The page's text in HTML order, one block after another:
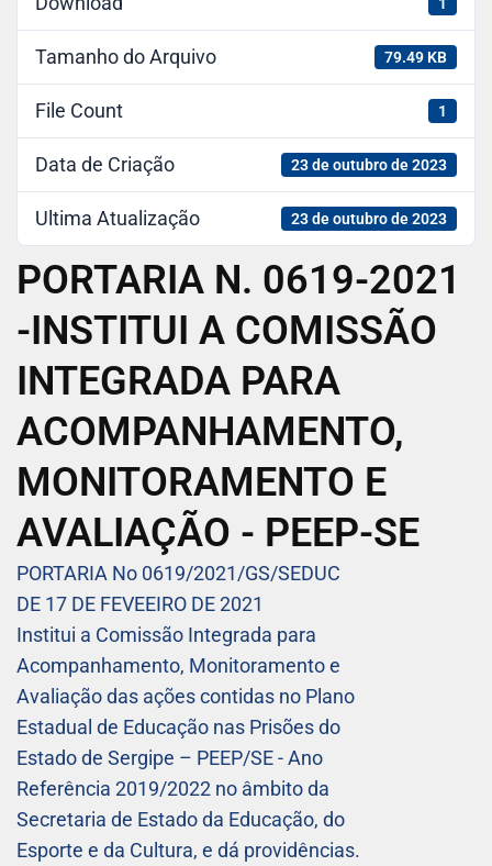
Tamanho do Arquivo 79.49 KB
File Count 1
Data de Criação 23 de outubro de 2023
Ultima Atualização 23 de outubro de 2023
PORTARIA N. 0619-2021
-INSTITUI A COMISSÃO
INTEGRADA PARA
ACOMPANHAMENTO,
MONITORAMENTO E
AVALIAÇÃO - PEEP-SE
PORTARIA No 0619/2021/GS/SEDUC
DE 17 DE FEVEEIRO DE 2021
Institui a Comissão Integrada para
Acompanhamento, Monitoramento e
Avaliação das ações contidas no Plano
Estadual de Educação nas Prisões do
Estado de Sergipe – PEEP/SE - Ano
Referência 2019/2022 no âmbito da
Secretaria de Estado da Educação, do
Esporte e da Cultura, e dá providências.